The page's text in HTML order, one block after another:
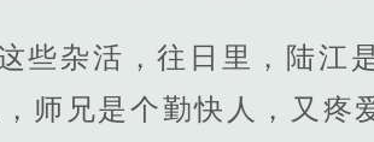
些杂活，往日里，陆江
师兄是个勤快人，又疼